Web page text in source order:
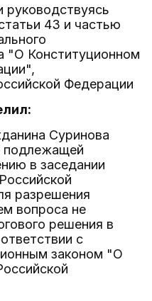
руководствуясь
43 и частью
"О Конституционном
Федерации
Суринова
подлежащей
в заседании
разрешения
вопроса не
решения в
с
законом "О